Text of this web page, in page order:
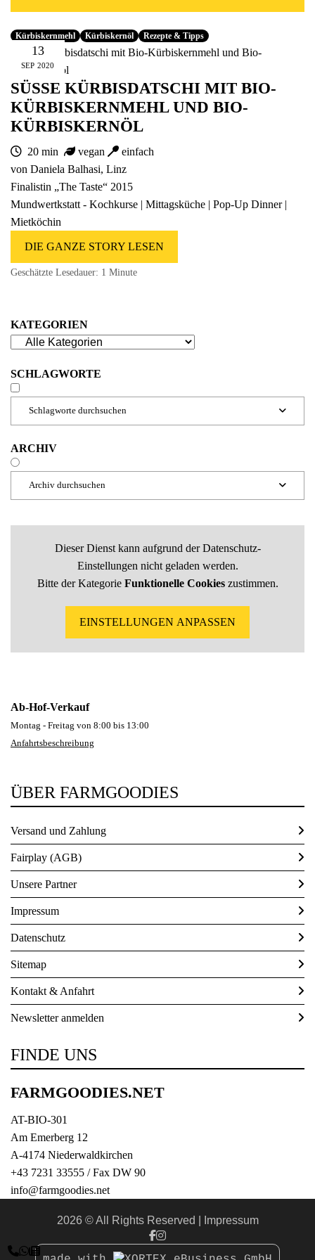

alle Geschenke ansehen
13
SEP 2020
Kürbiskernmehl Kürbiskernöl Rezepte & Tipps
SÜSSE KÜRBISDATSCHI MIT BIO-K
ÜRBISKERNMEHL UND BIO-K
ÜRBISKERNÖL
20 min vegan
einfach
von Daniela Balhasi, Linz
Finalistin „The Taste“ 2015
Mundwertkstatt - Kochkurse | Mittagsküche | Pop-Up Dinner |
Mietköchin
DIE GANZE STORY LESEN
Geschätzte Lesedauer: 1 Minute
KATEGORIEN
SCHLAGWORTE
Schlagworte durchsuchen 
ARCHIV
Archiv durchsuchen 
Dieser Dienst kann aufgrund der Datenschutz-
Einstellungen nicht geladen werden.
Bitte der Kategorie Funktionelle Cookieszustimmen.
EINSTELLUNGEN ANPASSEN
Ab-Hof-Verkauf
Montag - Freitag von 8:00 bis 13:00
Anfahrtsbeschreibung
ÜBER FARMGOODIES
Versand und Zahlung
Fairplay (AGB)
Unsere Partner
Impressum
Datenschutz
Sitemap
Kontakt & Anfahrt
Newsletter anmelden
FINDE UNS
FARMGOODIES.NET
AT-BIO-301
Am Emerberg 12
A-4174 Niederwaldkirchen
+43 7231 33555 / Fax DW 90
info@farmgoodies.net
2026 © All Rights Reserved Impressum